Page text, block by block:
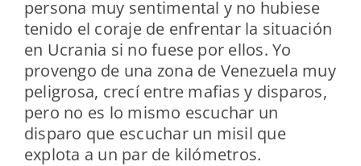
persona muy sentimental y no hubiese
tenido el coraje de enfrentar la situación
en Ucrania si no fuese por ellos. Yo
provengo de una zona de Venezuela muy
peligrosa, crecí entre mafias y disparos,
pero no es lo mismo escuchar un
disparo que escuchar un misil que
explota a un par de kilómetros.